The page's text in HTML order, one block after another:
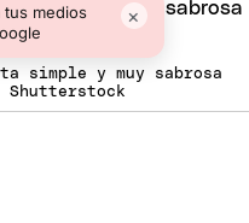
tus medios
×
simple y muy sabrosa
Shutterstock